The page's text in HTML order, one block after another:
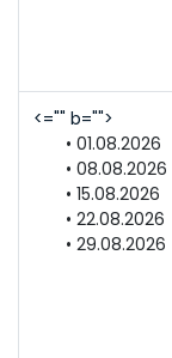
<="" b="">
01.08.2026
08.08.2026
15.08.2026
22.08.2026
29.08.2026